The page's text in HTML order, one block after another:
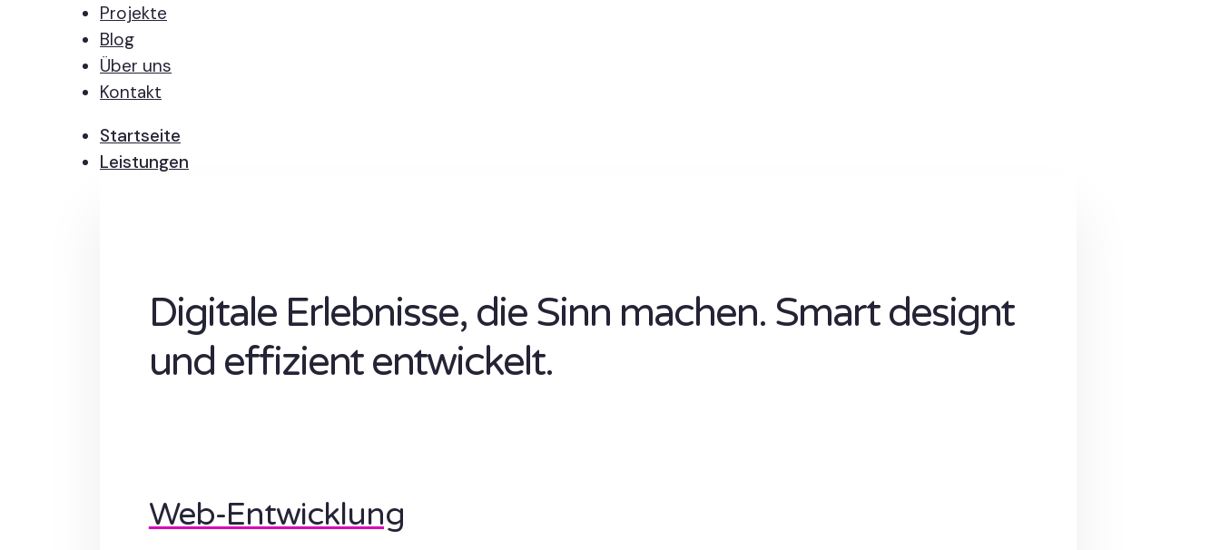
Projekte
Blog
Über uns
Kontakt
Startseite
Leistungen
Digitale Erlebnisse, die Sinn machen. Smart designt
und effizient entwickelt.
Web-Entwicklung